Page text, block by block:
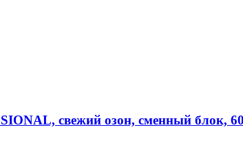
свежий озон, сменный блок,